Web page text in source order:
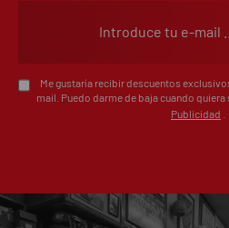
Me gustaría recibir descuentos
mail. Puedo darme de baja cuando quiera
Publicidad